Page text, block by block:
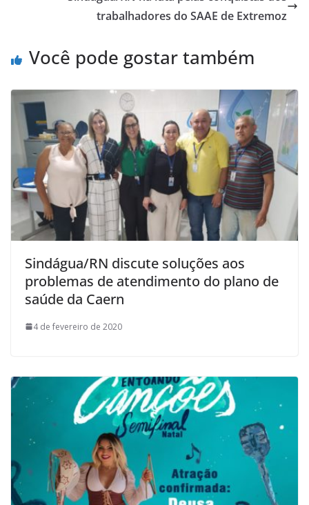
trabalhadores do SAAE de Extremoz
Você pode gostar também
Sindágua/RN discute soluções aos
problemas de atendimento do plano de
saúde da Caern
4 de fevereiro de 2020